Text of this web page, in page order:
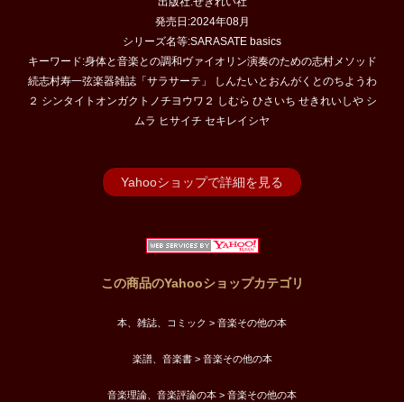
発売日:2024年08月
シリーズ名等:SARASATE basics
キーワード:身体と音楽との調和ヴァイオリン演奏のための志村メソッド
続志村寿一弦楽器雑誌「サラサーテ」 しんたいとおんがくとのちようわ
２ シンタイトオンガクトノチヨウワ２ しむら ひさいち せきれいしや シ
ムラ ヒサイチ セキレイシヤ
Yahooショップで詳細を見る
この商品のYahooショップカテゴリ
本、雑誌、コミック > 音楽その他の本
楽譜、音楽書 > 音楽その他の本
音楽理論、音楽評論の本 > 音楽その他の本